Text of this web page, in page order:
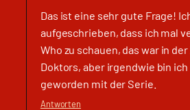
Das ist eine sehr gute Frage!
aufgeschrieben, dass ich mal
Who zu schauen, das war in der
Doktors, aber irgendwie bin
geworden mit der Serie.
Antworten